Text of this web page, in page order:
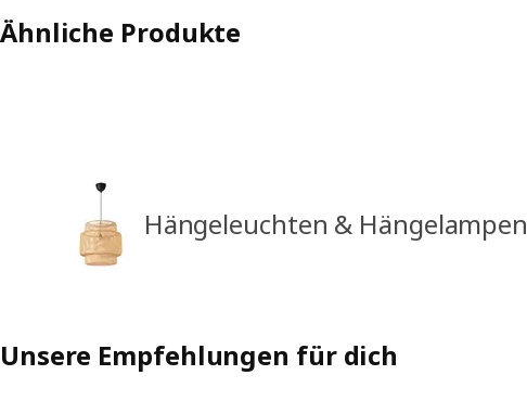
Ähnliche Produkte
Hängeleuchten & Hängelampen
Unsere Empfehlungen für dich